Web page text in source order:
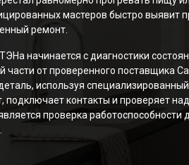
мастеров быстро выявит
ремонт.
начинается с диагностики
части от проверенного поставщика
используя
подключает контакты и проверяет
проверка